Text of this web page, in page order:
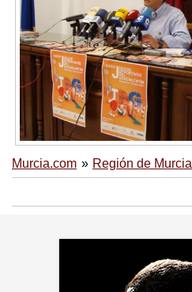
Murcia.com Región de Murcia